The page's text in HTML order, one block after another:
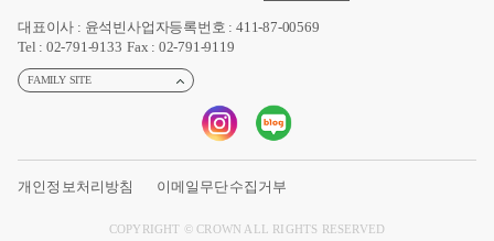
대표이사 : 윤석빈
Tel : 02-791-9133
사업자등록번호 : 411-87-00569
Fax : 02-791-9119
FAMILY SITE
개인정보처리방침 이메일무단수집거부
COPYRIGHT © CROWN ALL RIGHTS RESERVED